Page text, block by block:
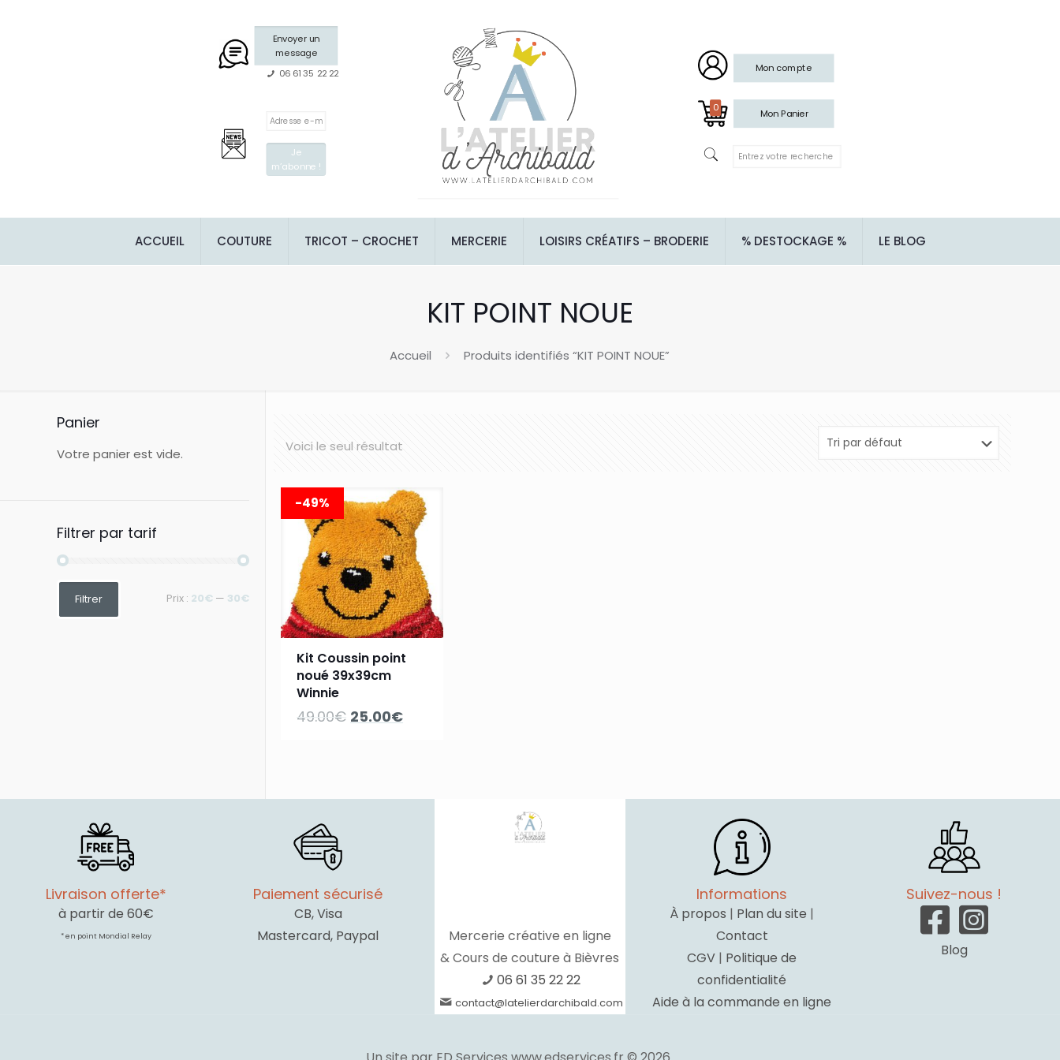
Envoyer un
message
06 61 35 22 22
Mon compte
0 Mon Panier
ACCUEIL COUTURE TRICOT – CROCHET MERCERIE LOISIRS CRÉATIFS – BRODERIE % DESTOCKAGE % LE BLOG
KIT POINT NOUE
Accueil Produits identifiés “KIT POINT NOUE”
Voici le seul résultat
-49%
Kit Coussin point
noué 39x39cm
Winnie
49.00€ Le
49.00€.
25.00€Le
25.00€.
Panier
Votre panier est vide.
Filtrer par tarif
Filtrer Prix : 20€ — 30€
Livraison offerte*
à partir de 60€
* en point Mondial Relay
Paiement sécurisé
CB, Visa
Mastercard, Paypal
Mercerie créative en ligne
& Cours de couture à Bièvres
06 61 35 22 22
contact@latelierdarchibald.com
Informations
À propos | Plan du site |
Contact
CGV | Politique de
confidentialité
Aide à la commande en ligne
Suivez-nous !
Blog